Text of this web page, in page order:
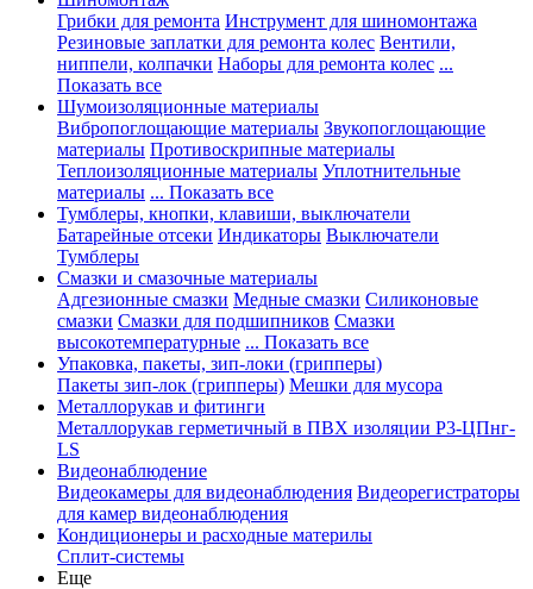
Грибки для ремонта Инструмент для шиномонтажа
Резиновые заплатки для ремонта колес Вентили,
ниппели, колпачки Наборы для ремонта колес ...
Показать все
Шумоизоляционные материалы
Вибропоглощающие материалы Звукопоглощающие
материалы Противоскрипные материалы
Теплоизоляционные материалы Уплотнительные
материалы ... Показать все
Тумблеры, кнопки, клавиши, выключатели
Батарейные отсеки Индикаторы Выключатели
Тумблеры
Смазки и смазочные материалы
Адгезионные смазки Медные смазки Силиконовые
смазки Смазки для подшипников Смазки
высокотемпературные ... Показать все
Упаковка, пакеты, зип-локи (грипперы)
Пакеты зип-лок (грипперы) Мешки для мусора
Металлорукав и фитинги
Металлорукав герметичный в ПВХ изоляции Р3-ЦПнг-
LS
Видеонаблюдение
Видеокамеры для видеонаблюдения Видеорегистраторы
для камер видеонаблюдения
Кондиционеры и расходные материлы
Сплит-системы
Еще